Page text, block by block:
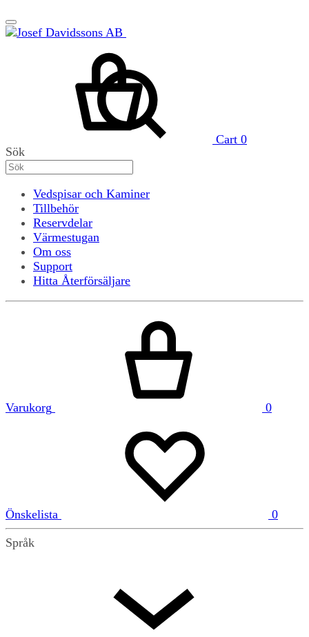
Cart 0
Sök
Vedspisar och Kaminer
Tillbehör
Reservdelar
Värmestugan
Om oss
Support
Hitta Återförsäljare
Varukorg 0
Önskelista 0
Språk